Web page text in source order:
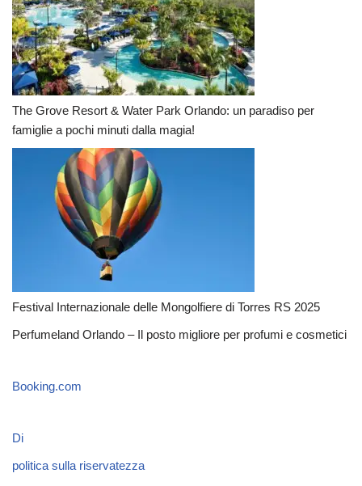
The Grove Resort & Water Park Orlando: un paradiso per
famiglie a pochi minuti dalla magia!
Festival Internazionale delle Mongolfiere di Torres RS 2025
Perfumeland Orlando – Il posto migliore per profumi e cosmetici
Booking.com
Di
politica sulla riservatezza